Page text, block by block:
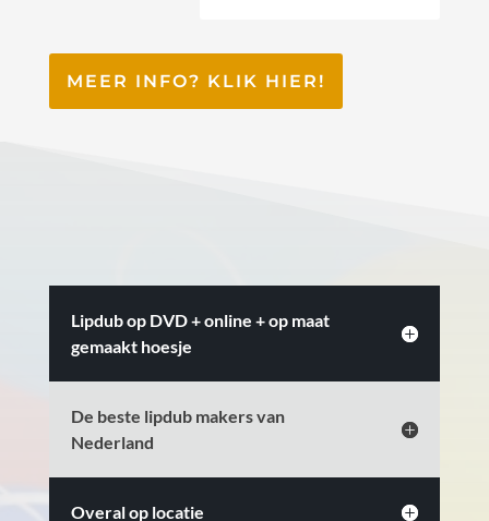
MEER INFO? KLIK HIER!
Lipdub op DVD + online + op maat
gemaakt hoesje
De beste lipdub makers van
Nederland
Overal op locatie